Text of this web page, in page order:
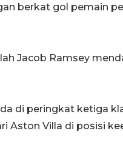
berkat gol pemain
Jacob Ramsey
di peringkat ketiga
Aston Villa di posisi